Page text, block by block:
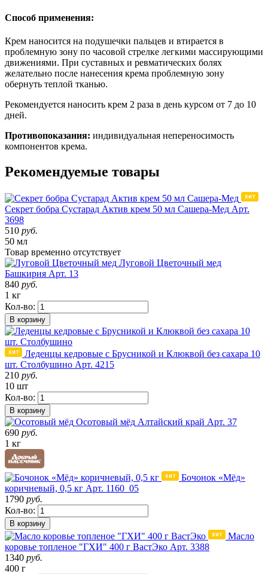
Способ применения:
Крем наносится на подушечки пальцев и втирается в
проблемную зону по часовой стрелке легкими массирующими
движениями. При суставных и ревматических болях
желательно после нанесения крема проблемную зону
обернуть теплой тканью.
Рекомендуется наносить крем 2 раза в день курсом от 7 до 10
дней.
Противопоказания: индивидуальная непереносимость
компонентов крема.
Рекомендуемые товары
Секрет бобра Сустарад Актив крем 50 мл Сашера-Мед Арт.
3698
510 руб.
50 мл
Товар временно отсутствует
Луговой Цветочный мед
Башкирия Арт. 13
840 руб.
1 кг
Кол-во:
В корзину
Леденцы кедровые с Брусникой и Клюквой без сахара 10
шт. Столбушино Арт. 4215
210 руб.
10 шт
Кол-во:
В корзину
Осотовый мёд Алтайский край Арт. 37
690 руб.
1 кг
Бочонок «Мёд»
коричневый, 0,5 кг Арт. 1160_05
1790 руб.
Кол-во:
В корзину
Масло
коровье топленое "ГХИ" 400 г ВастЭко Арт. 3388
1340 руб.
400 г